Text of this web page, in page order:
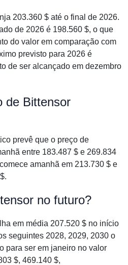
203.360 $ até o final de 2026.
de 2026 é 198.560 $, o que
do valor em comparação com
previsto para 2026 é
de ser alcançado em dezembro
de Bittensor
prevê que o preço de
entre 183.487 $ e 269.834
amanhã em 213.730 $ e
no futuro?
em média 207.520 $ no início
seguintes 2028, 2029, 2030 o
para ser em janeiro no valor
$, 469.140 $,